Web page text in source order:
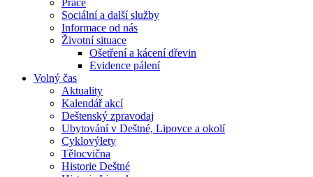
Práce
Sociální a další služby
Informace od nás
Životní situace
Ošetření a kácení dřevin
Evidence pálení
Volný čas
Aktuality
Kalendář akcí
Deštenský zpravodaj
Ubytování v Deštné, Lipovce a okolí
Cyklovýlety
Tělocvična
Historie Deštné